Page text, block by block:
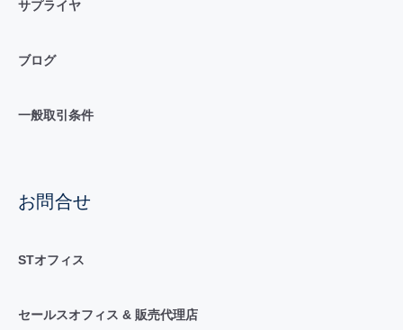
サプライヤ
ブログ
一般取引条件
お問合せ
STオフィス
セールスオフィス & 販売代理店